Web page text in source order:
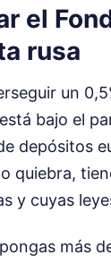
el
rusa
un
bajo el
depósitos
quiebra,
y cuyas
más